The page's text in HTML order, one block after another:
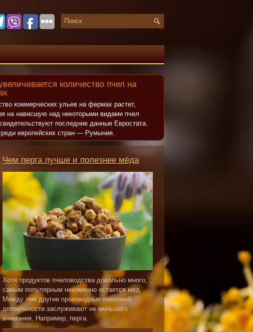
количество пчел на
коммерческих ульев на фермах растет,
на нависшую над некоторыми видами пчел
последние данные Евростата.
европейских стран — Румыния.
Чем перга лучше и полезнее мёда
Хотя продуктов пчеловодства довольно много,
самым популярным неизменно остается мед.
Между тем другие производные пчелиной
деятельности заслуживают не меньшего
внимания. Например, перга.